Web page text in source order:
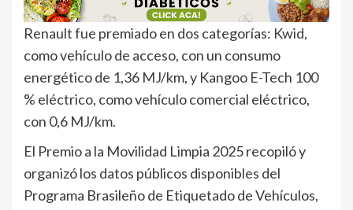
Renault fue premiado en dos categorías: Kwid,
como vehículo de acceso, con un consumo
energético de 1,36 MJ/km, y Kangoo E-Tech 100
% eléctrico, como vehículo comercial eléctrico,
con 0,6 MJ/km.
El Premio a la Movilidad Limpia 2025 recopiló y
organizó los datos públicos disponibles del
Programa Brasileño de Etiquetado de Vehículos,